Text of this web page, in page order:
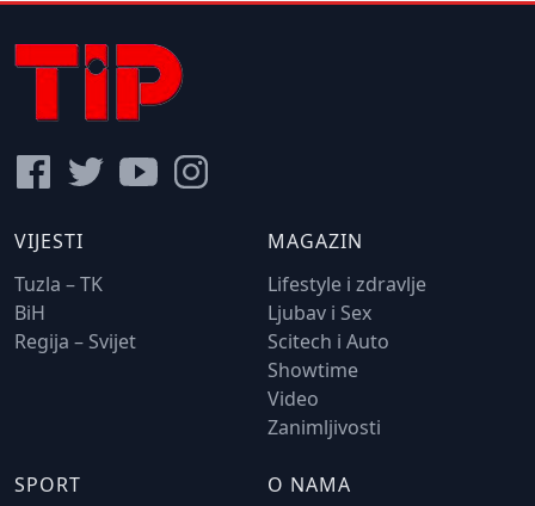
VIJESTI
Tuzla – TK
BiH
Regija – Svijet
MAGAZIN
Lifestyle i zdravlje
Ljubav i Sex
Scitech i Auto
Showtime
Video
Zanimljivosti
SPORT O NAMA